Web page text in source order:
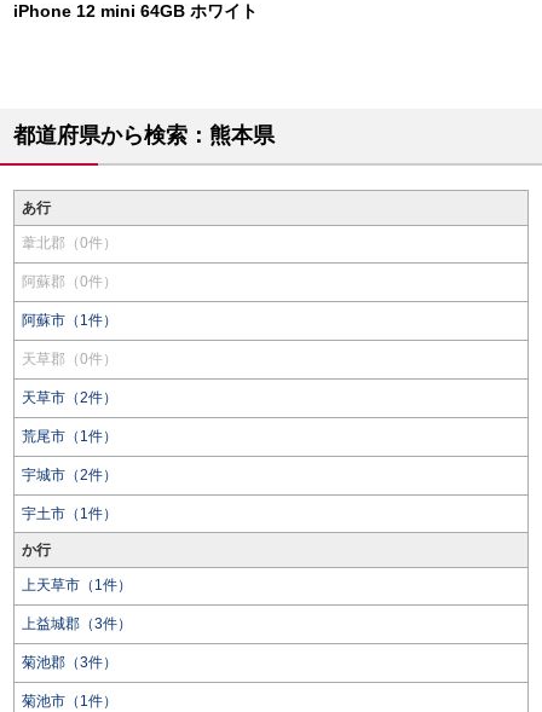
iPhone 12 mini 64GB ホワイト
都道府県から検索：熊本県
あ行
葦北郡（0件）
阿蘇郡（0件）
阿蘇市（1件）
天草郡（0件）
天草市（2件）
荒尾市（1件）
宇城市（2件）
宇土市（1件）
か行
上天草市（1件）
上益城郡（3件）
菊池郡（3件）
菊池市（1件）